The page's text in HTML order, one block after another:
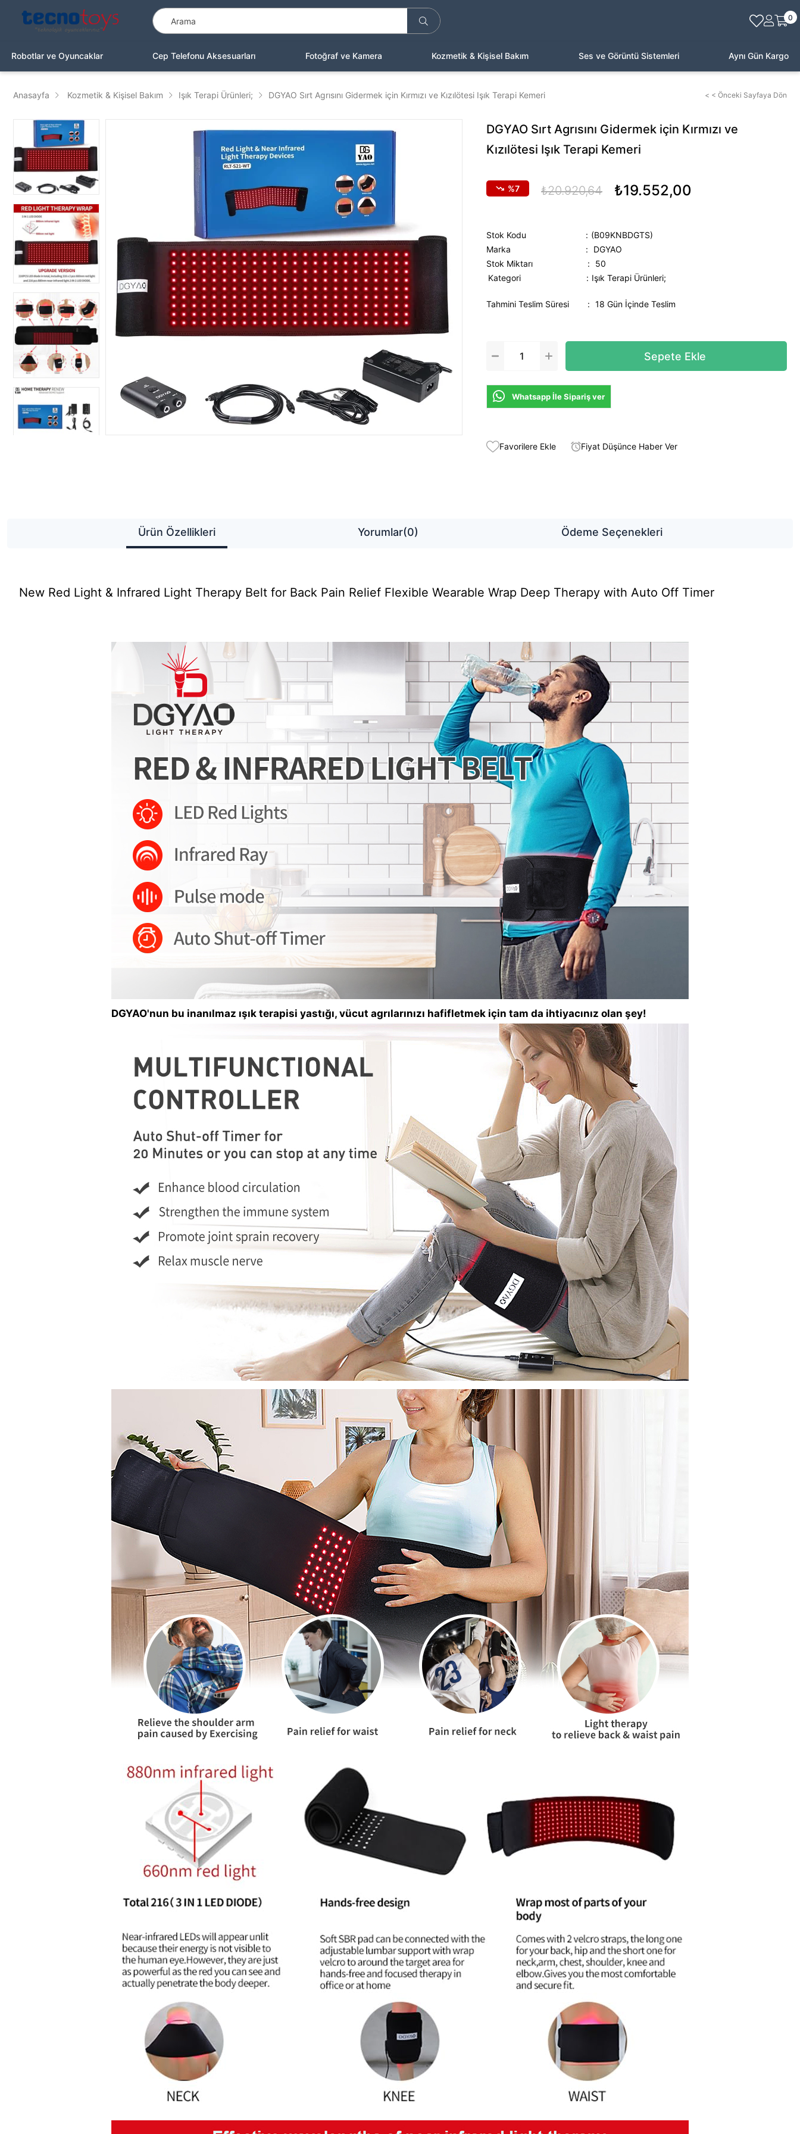
0
Robotlar ve Oyuncaklar Cep Telefonu Aksesuarları Fotoğraf ve Kamera Kozmetik & Kişisel Bakım Ses ve Görüntü Sistemleri Aynı Gün Kargo
Anasayfa Kozmetik & Kişisel Bakım Işık Terapi Ürünleri; DGYAO Sırt Agrısını Gidermek için Kırmızı ve Kızılötesi Işık Terapi Kemeri < < Önceki Sayfaya Dön
DGYAO Sırt Agrısını Gidermek için Kırmızı ve
Kızılötesi Işık Terapi Kemeri
7 ₺20.920,64 ₺19.552,00
Stok Kodu
(B09KNBDGTS)
Marka
:
DGYAO
Stok Miktarı
:
50
Kategori
Işık Terapi Ürünleri;
Tahmini Teslim Süresi : 18 Gün İçinde Teslim
Whatsapp İle Sipariş ver
Favorilere Ekle Fiyat Düşünce Haber Ver
Ürün Özellikleri Yorumlar(0) Ödeme Seçenekleri
New Red Light & Infrared Light Therapy Belt for Back Pain Relief Flexible Wearable Wrap Deep Therapy with Auto Off Timer
DGYAO'nun bu inanılmaz ışık terapisi yastığı, vücut agrılarınızı hafifletmek için tam da ihtiyacınız olan şey!